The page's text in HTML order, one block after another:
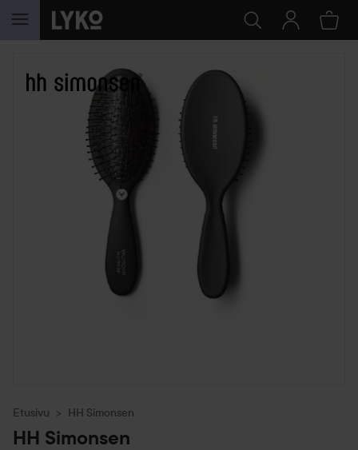
SIIRTYÄ JHK SISÄLTÖÖN
Etusivu HH Simonsen
HH Simonsen